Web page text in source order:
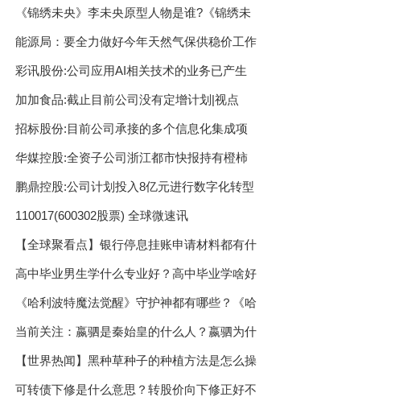
《锦绣未央》李未央原型人物是谁?《锦绣未
能源局：要全力做好今年天然气保供稳价工作
彩讯股份:公司应用AI相关技术的业务已产生
加加食品:截止目前公司没有定增计划|视点
招标股份:目前公司承接的多个信息化集成项
华媒控股:全资子公司浙江都市快报持有橙柿
鹏鼎控股:公司计划投入8亿元进行数字化转型
110017(600302股票) 全球微速讯
【全球聚看点】银行停息挂账申请材料都有什
高中毕业男生学什么专业好？高中毕业学啥好
《哈利波特魔法觉醒》守护神都有哪些？《哈
当前关注：嬴驷是秦始皇的什么人？嬴驷为什
【世界热闻】黑种草种子的种植方法是怎么操
可转债下修是什么意思？转股价向下修正好不